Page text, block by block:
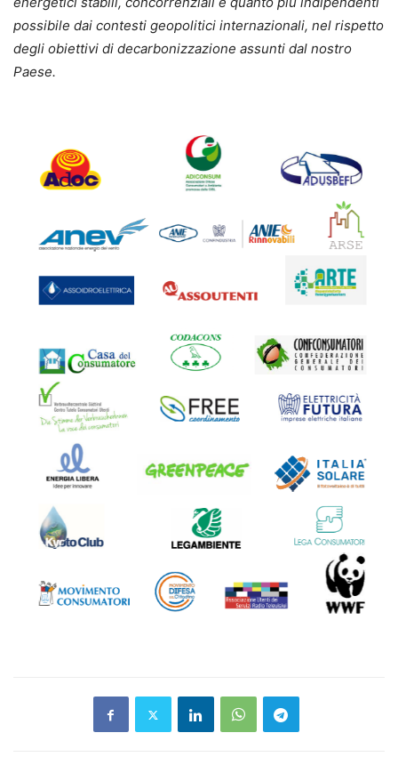
possibile dai contesti geopolitici internazionali, nel rispetto
degli obiettivi di decarbonizzazione assunti dal nostro
Paese.